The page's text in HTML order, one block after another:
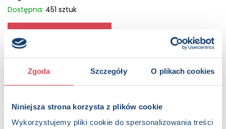
Zgoda Szczegóły O plikach cookies
Niniejsza strona korzysta z plików cookie
Wykorzystujemy pliki cookie do spersonalizowania treści
Dostępna: 451 sztuk
KUP NA KSIAZKI.PL
Powieść dla starszych dzieci (wiek: 8+) autorstwa Justiny
Rwoh to szesnastoletnia, świeżo upieczona rycerka Jedi,